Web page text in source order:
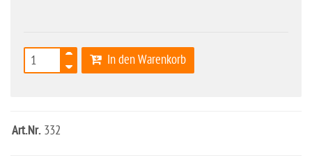
In den Warenkorb
Art.Nr. 332